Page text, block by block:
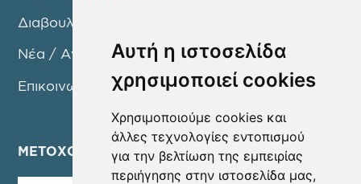
Αυτή η ιστοσελίδα
χρησιμοποιεί cookies
Χρησιμοποιούμε cookies και
άλλες τεχνολογίες εντοπισμού
για την βελτίωση της εμπειρίας
περιήγησης στην ιστοσελίδα μας,
Διαβουλεύσεις
Νέα / Ανακοινώσεις
Επικοινωνία
ΜΕΤΟΧΟΙ